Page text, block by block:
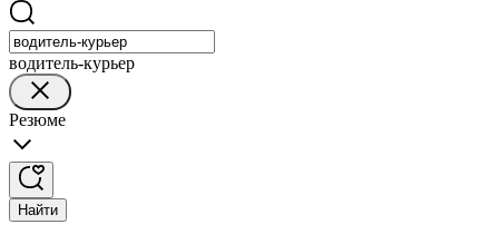
водитель-курьер
Резюме
Найти